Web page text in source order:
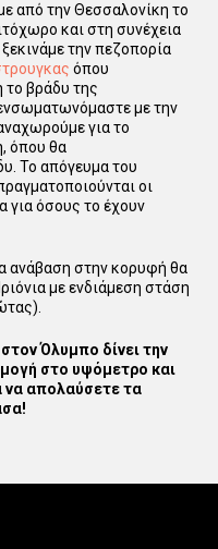
από την Θεσσαλονίκη το
και στη συνέχεια
την πεζοπορία
όπου
το βράδυ της
με την
για το
όπου θα
Το απόγευμα του
οι
για όσους το έχουν
ανάβαση στην κορυφή θα
με ενδιάμεση στάση
Όλυμπο δίνει την
στο υψόμετρο και
να απολαύσετε τα